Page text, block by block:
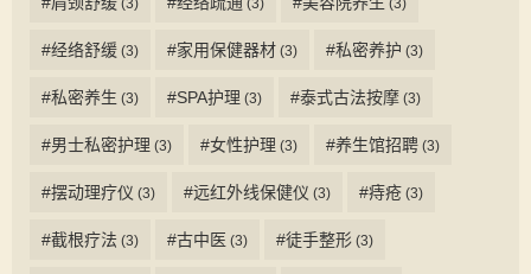
(3) (3) (3)
#经络舒缓 (3) #家用保健器材 (3) #私密养护 (3)
#私密养生 (3) #SPA护理 (3) #泰式古法按摩 (3)
#男士私密护理 (3) #女性护理 (3) #养生馆招聘 (3)
#摆动理疗仪 (3) #远红外线保健仪 (3) #痔疮 (3)
#截根疗法 (3) #古中医 (3) #徒手整形 (3)